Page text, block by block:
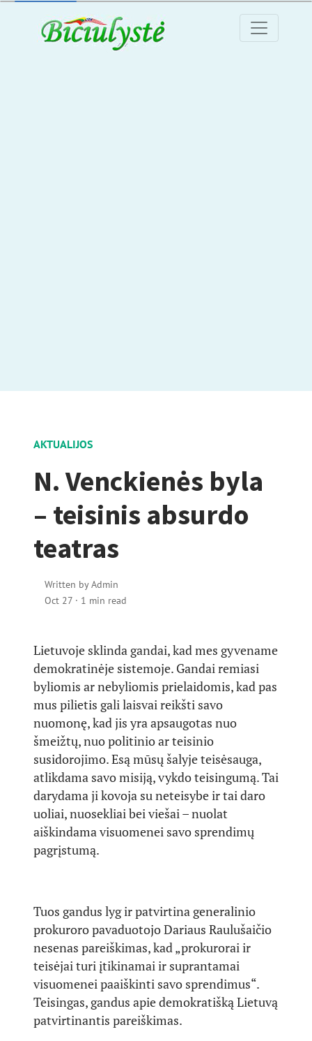
AKTUALIJOS
N. Venckienės byla
– teisinis absurdo
teatras
Written byAdmin
Oct 27 · 1 min read
Lietuvoje sklinda gandai, kad mes gyvename
demokratinėje sistemoje. Gandai remiasi
byliomis ar nebyliomis prielaidomis, kad pas
mus pilietis gali laisvai reikšti savo
nuomonę, kad jis yra apsaugotas nuo
šmeižtų, nuo politinio ar teisinio
susidorojimo. Esą mūsų šalyje teisėsauga,
atlikdama savo misiją, vykdo teisingumą. Tai
darydama ji kovoja su neteisybe ir tai daro
uoliai, nuosekliai bei viešai – nuolat
aiškindama visuomenei savo sprendimų
pagrįstumą.
Tuos gandus lyg ir patvirtina generalinio
prokuroro pavaduotojo Dariaus Raulušaičio
nesenas pareiškimas, kad „prokurorai ir
teisėjai turi įtikinamai ir suprantamai
visuomenei paaiškinti savo sprendimus“.
Teisingas, gandus apie demokratišką Lietuvą
patvirtinantis pareiškimas.